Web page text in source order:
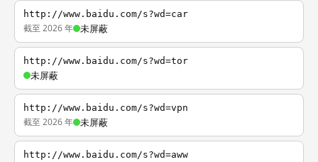
http://www.baidu.com/s?wd=car
截至 2026 年 未屏蔽
http://www.baidu.com/s?wd=tor
未屏蔽
http://www.baidu.com/s?wd=vpn
截至 2026 年 未屏蔽
http://www.baidu.com/s?wd=aww